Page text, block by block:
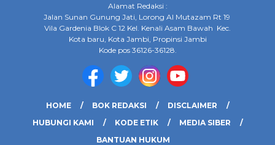
Alamat Redaksi :
Jalan Sunan Gunung Jati, Lorong Al Mutazam Rt 19
Vila Gardenia Blok C 12 Kel. Kenali Asam Bawah Kec.
Kota baru, Kota Jambi, Propinsi Jambi
Kode pos 36126-36128.
HOME BOK REDAKSI
DISCLAIMER
HUBUNGI KAMI
KODE ETIK
MEDIA SIBER
BANTUAN HUKUM